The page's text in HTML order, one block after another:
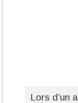
Lors d’un